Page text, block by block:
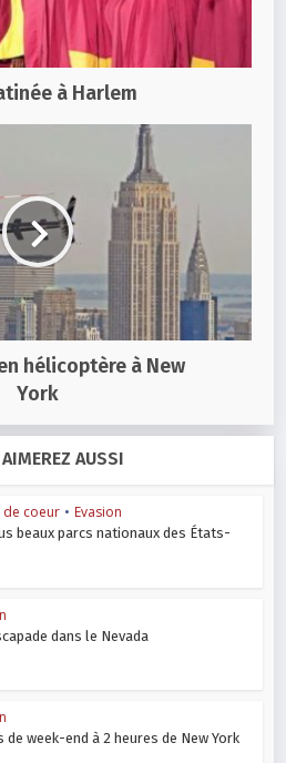
à Harlem
hélicoptère à New
York
AUSSI
de coeur • Evasion
beaux parcs nationaux des États-
dans le Nevada
de week-end à 2 heures de New York